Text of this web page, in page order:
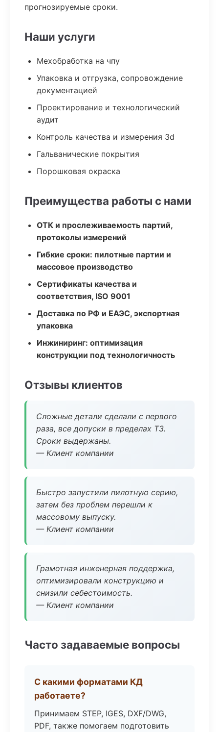
прогнозируемые сроки.
Наши услуги
Мехобработка на чпу
Упаковка и отгрузка, сопровождение
документацией
Проектирование и технологический
аудит
Контроль качества и измерения 3d
Гальванические покрытия
Порошковая окраска
Преимущества работы с нами
ОТК и прослеживаемость партий,
протоколы измерений
Гибкие сроки: пилотные партии и
массовое производство
Сертификаты качества и
соответствия, ISO 9001
Доставка по РФ и ЕАЭС, экспортная
упаковка
Инжиниринг: оптимизация
конструкции под технологичность
Отзывы клиентов
Сложные детали сделали с первого
раза, все допуски в пределах ТЗ.
Сроки выдержаны.
— Клиент компании
Быстро запустили пилотную серию,
затем без проблем перешли к
массовому выпуску.
— Клиент компании
Грамотная инженерная поддержка,
оптимизировали конструкцию и
снизили себестоимость.
— Клиент компании
Часто задаваемые вопросы
С какими форматами КД
работаете?
Принимаем STEP, IGES, DXF/DWG,
PDF, также помогаем подготовить